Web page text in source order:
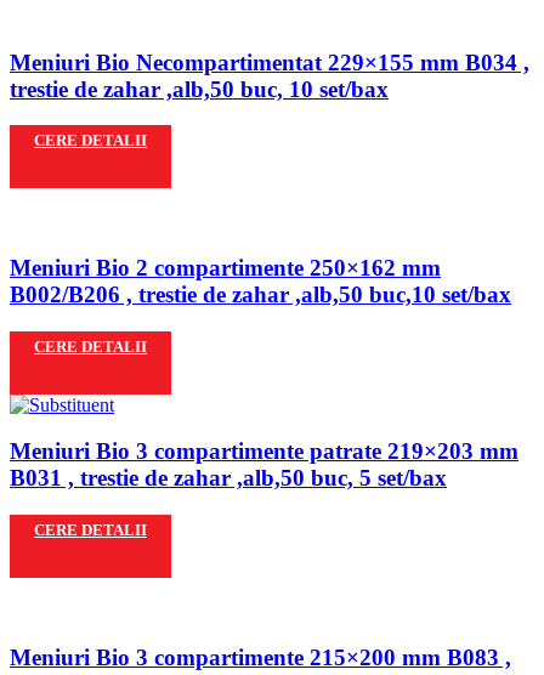
Meniuri Bio Necompartimentat 229×155 mm B034 ,
trestie de zahar ,alb,50 buc, 10 set/bax
CERE DETALII
Meniuri Bio 2 compartimente 250×162 mm
B002/B206 , trestie de zahar ,alb,50 buc,10 set/bax
CERE DETALII
Meniuri Bio 3 compartimente patrate 219×203 mm
B031 , trestie de zahar ,alb,50 buc, 5 set/bax
CERE DETALII
Meniuri Bio 3 compartimente 215×200 mm B083 ,